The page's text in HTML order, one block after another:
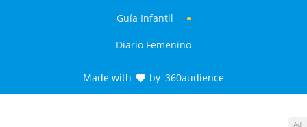
Ad
Guía Infantil
Diario Femenino
Made with by 360audience